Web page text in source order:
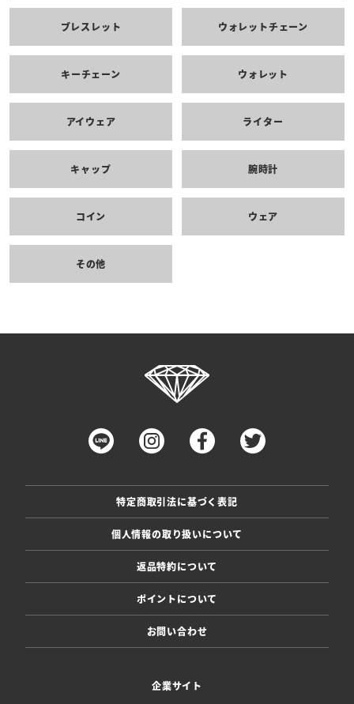
ブレスレット ウォレットチェーン
キーチェーン ウォレット
アイウェア ライター
キャップ 腕時計
コイン ウェア
その他
特定商取引法に基づく表記
個人情報の取り扱いについて
返品特約について
ポイントについて
お問い合わせ
企業サイト